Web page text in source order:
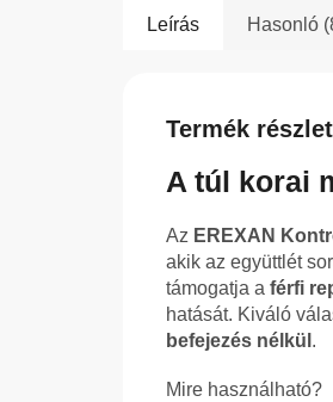
Leírás Hasonló
Termék
A túl korai
Az EREXAN
akik az együttlét
támogatja a férfi
hatását. Kiváló
befejezés nélkül .
Mire használható?